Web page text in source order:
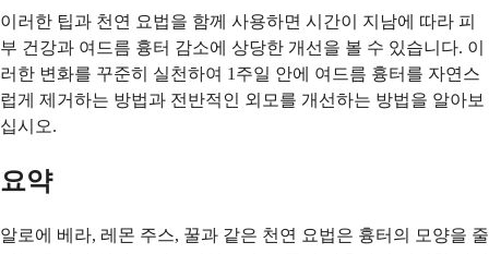
이러한 팁과 천연 요법을 함께 사용하면 시간이 지남에 따라 피
부 건강과 여드름 흉터 감소에 상당한 개선을 볼 수 있습니다. 이
러한 변화를 꾸준히 실천하여 1주일 안에 여드름 흉터를 자연스
럽게 제거하는 방법과 전반적인 외모를 개선하는 방법을 알아보
십시오.
요약
알로에 베라, 레몬 주스, 꿀과 같은 천연 요법은 흉터의 모양을 줄